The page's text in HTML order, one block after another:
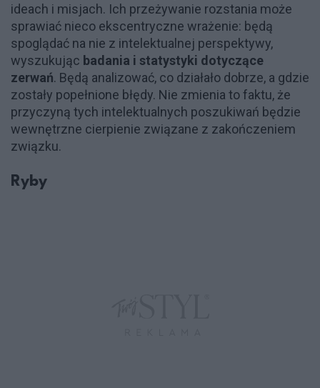
ideach i misjach. Ich przeżywanie rozstania może
sprawiać nieco ekscentryczne wrażenie: będą
spoglądać na nie z intelektualnej perspektywy,
wyszukując badania i statystyki dotyczące
zerwań. Będą analizować, co działało dobrze, a gdzie
zostały popełnione błędy. Nie zmienia to faktu, że
przyczyną tych intelektualnych poszukiwań będzie
wewnętrzne cierpienie związane z zakończeniem
związku.
Ryby